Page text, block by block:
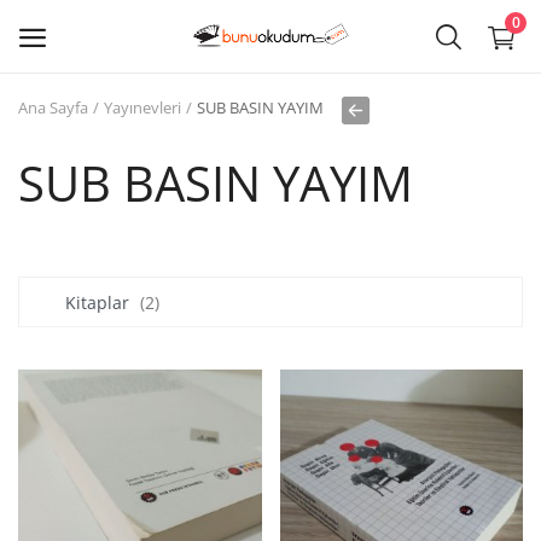
0
Ders - Sınav Kitapları
Çocuk Kitapları
Ana Sayfa Yayınevleri SUB BASIN YAYIM
SUB BASIN YAYIM
Kitaplar (2)